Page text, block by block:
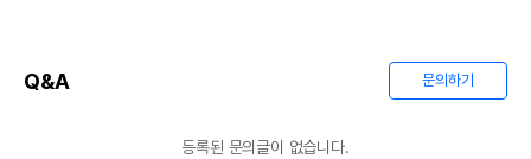
Q&A 문의하기
등록된 문의글이 없습니다.